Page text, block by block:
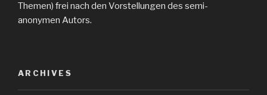
Themen) frei nach den Vorstellungen des semi-
anonymen Autors.
ARCHIVES